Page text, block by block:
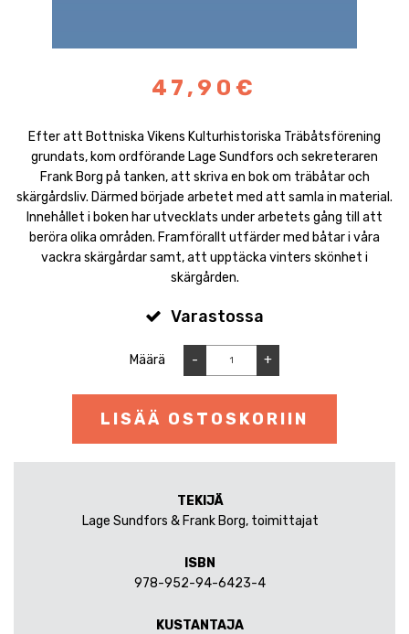
47,90€
Efter att Bottniska Vikens Kulturhistoriska Träbåtsförening
grundats, kom ordförande Lage Sundfors och sekreteraren
Frank Borg på tanken, att skriva en bok om träbåtar och
skärgårdsliv. Därmed började arbetet med att samla in material.
Innehållet i boken har utvecklats under arbetets gång till att
beröra olika områden. Framförallt utfärder med båtar i våra
vackra skärgårdar samt, att upptäcka vinters skönhet i
skärgården.
Varastossa
Määrä - +
LISÄÄ OSTOSKORIIN
TEKIJÄ
Lage Sundfors & Frank Borg, toimittajat
ISBN
978-952-94-6423-4
KUSTANTAJA